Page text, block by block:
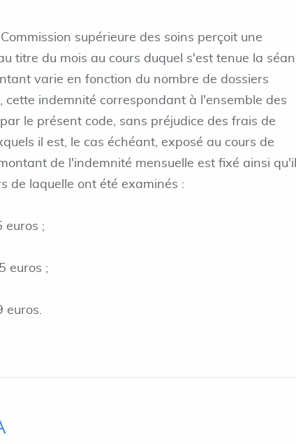
supérieure des soins perçoit une
titre du mois au cours duquel s'est tenue la
varie en fonction du nombre de dossiers
cette indemnité correspondant à l'ensemble des
le présent code, sans préjudice des frais de
il est, le cas échéant, exposé au cours de
de l'indemnité mensuelle est fixé ainsi qu'il
de laquelle ont été examinés :
euros ;
euros ;
euros.